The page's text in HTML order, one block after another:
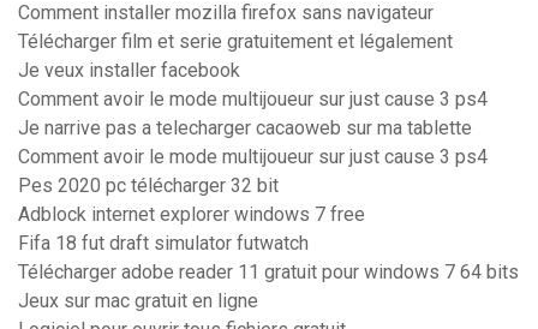
Comment installer mozilla firefox sans navigateur
Télécharger film et serie gratuitement et légalement
Je veux installer facebook
Comment avoir le mode multijoueur sur just cause 3 ps4
Je narrive pas a telecharger cacaoweb sur ma tablette
Comment avoir le mode multijoueur sur just cause 3 ps4
Pes 2020 pc télécharger 32 bit
Adblock internet explorer windows 7 free
Fifa 18 fut draft simulator futwatch
Télécharger adobe reader 11 gratuit pour windows 7 64 bits
Jeux sur mac gratuit en ligne